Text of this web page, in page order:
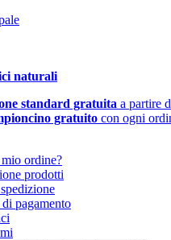
naturali
standard gratuita a partire
gratuito con ogni
ordine?
prodotti
pagamento